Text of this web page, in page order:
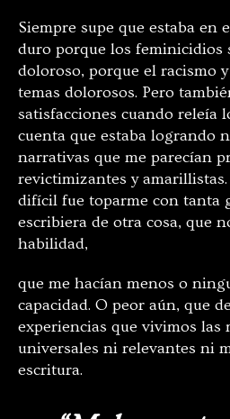
Siempre supe que estaba en
duro porque los feminicidios
doloroso, porque el racismo
temas dolorosos. Pero
satisfacciones cuando releía
cuenta que estaba logrando
narrativas que me parecían
revictimizantes y
difícil fue toparme con tanta
escribiera de otra cosa, que
habilidad,
que me hacían menos o
capacidad. O peor aún, que
experiencias que vivimos las
universales ni relevantes ni
escritura.